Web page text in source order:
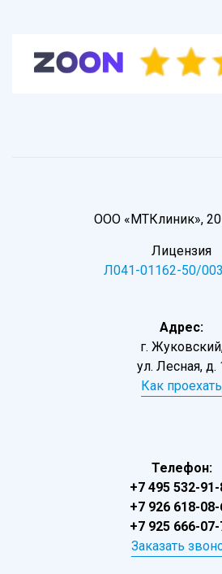
ООО «МТКлиник»,
Лицензия
Л041-01162-50/
Адрес:
г.
ул. Лесная, д.
Как проехать
Телефон:
+7 495 532-91-
+7 926 618-08-
+7 925 666-07-
Заказать